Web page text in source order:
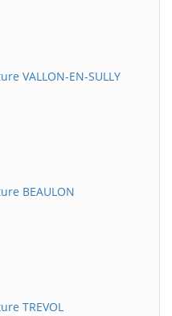
VALLON-EN-SULLY
BEAULON
TREVOL